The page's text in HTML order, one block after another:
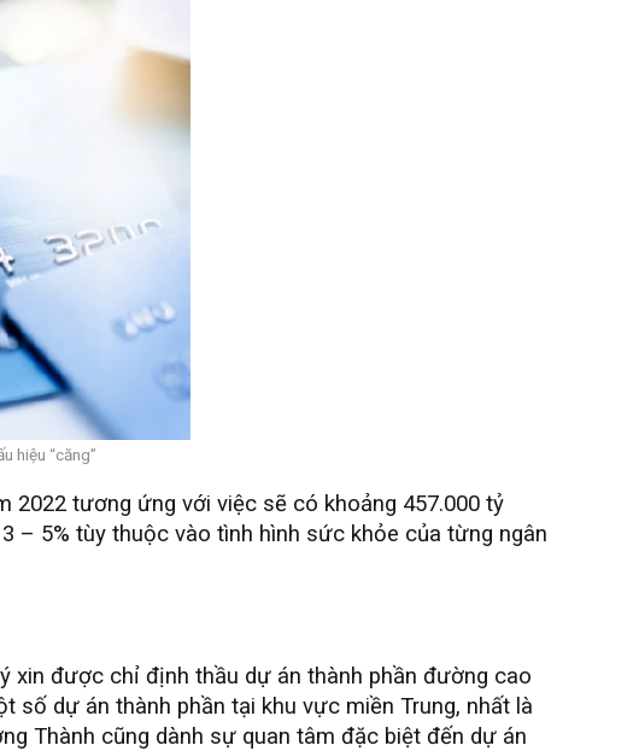
hiệu “căng”
2022 tương ứng với việc sẽ có khoảng 457.000 tỷ
– 5% tùy thuộc vào tình hình sức khỏe của từng ngân
xin được chỉ định thầu dự án thành phần đường cao
số dự án thành phần tại khu vực miền Trung, nhất là
Thành cũng dành sự quan tâm đặc biệt đến dự án